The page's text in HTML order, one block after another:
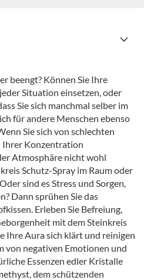
beengt? Können Sie Ihre
Situation einsetzen, oder
Sie sich manchmal selber im
für andere Menschen ebenso
Sie sich von schlechten
Ihrer Konzentration
Atmosphäre nicht wohl
Schutz-Spray im Raum oder
sind es Stress und Sorgen,
Dann sprühen Sie das
Erleben Sie Befreiung,
mit dem Steinkreis
Ihre Aura sich klärt und reinigen
von negativen Emotionen und
Essenzen edler Kristalle
dem schützenden